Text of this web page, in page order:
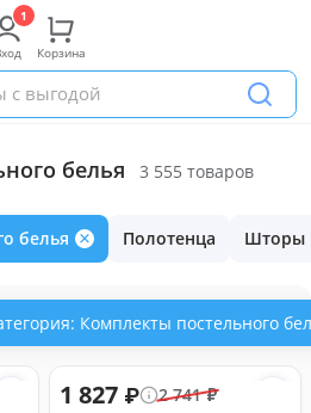
Корзина
белья 3 555 товаров
белья Полотенца Шторы
Комплекты постельного
1 827 ₽ 2 741₽